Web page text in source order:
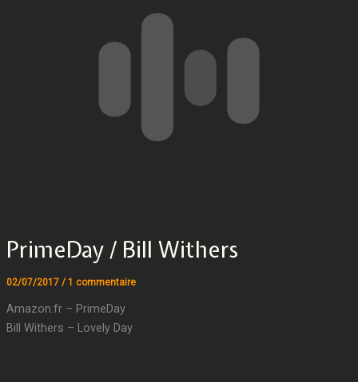
PrimeDay / Bill Withers
02/07/2017 / 1 commentaire
Amazon.fr – PrimeDay
Bill Withers – Lovely Day